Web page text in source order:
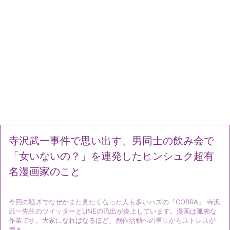
寺沢武一事件で思い出す、男同士の飲み会で
「女いないの？」を連発したヒンシュク超有
名漫画家のこと
今回の騒ぎでなぜかまた見たくなった人も多いハズの『COBRA』 寺沢
武一先生のツイッターとLINEの流出が炎上しています。漫画は孤独な
作業です。大家になればなるほど、創作活動への重圧からストレスが